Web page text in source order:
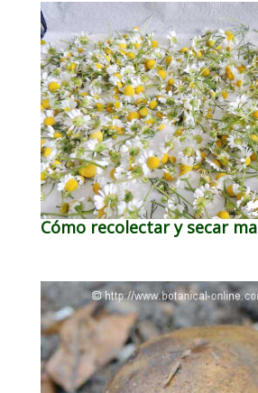
Cómo recolectar y secar